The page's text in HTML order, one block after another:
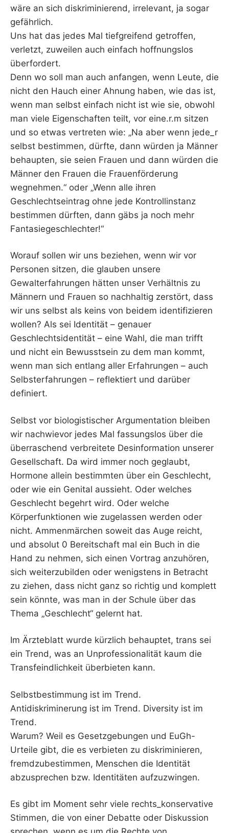
wäre an sich diskriminierend, irrelevant, ja sogar
gefährlich.
Uns hat das jedes Mal tiefgreifend getroffen,
verletzt, zuweilen auch einfach hoffnungslos
überfordert.
Denn wo soll man auch anfangen, wenn Leute, die
nicht den Hauch einer Ahnung haben, wie das ist,
wenn man selbst einfach nicht ist wie sie, obwohl
man viele Eigenschaften teilt, vor eine.r.m sitzen
und so etwas vertreten wie: „Na aber wenn jede_r
selbst bestimmen, dürfte, dann würden ja Männer
behaupten, sie seien Frauen und dann würden die
Männer den Frauen die Frauenförderung
wegnehmen.“ oder „Wenn alle ihren
Geschlechtseintrag ohne jede Kontrollinstanz
bestimmen dürften, dann gäbs ja noch mehr
Fantasiegeschlechter!“
Worauf sollen wir uns beziehen, wenn wir vor
Personen sitzen, die glauben unsere
Gewalterfahrungen hätten unser Verhältnis zu
Männern und Frauen so nachhaltig zerstört, dass
wir uns selbst als keins von beidem identifizieren
wollen? Als sei Identität – genauer
Geschlechtsidentität – eine Wahl, die man trifft
und nicht ein Bewusstsein zu dem man kommt,
wenn man sich entlang aller Erfahrungen – auch
Selbsterfahrungen – reflektiert und darüber
definiert.
Selbst vor biologistischer Argumentation bleiben
wir nachwievor jedes Mal fassungslos über die
überraschend verbreitete Desinformation unserer
Gesellschaft. Da wird immer noch geglaubt,
Hormone allein bestimmten über ein Geschlecht,
oder wie ein Genital aussieht. Oder welches
Geschlecht begehrt wird. Oder welche
Körperfunktionen wie zugelassen werden oder
nicht. Ammenmärchen soweit das Auge reicht,
und absolut 0 Bereitschaft mal ein Buch in die
Hand zu nehmen, sich einen Vortrag anzuhören,
sich weiterzubilden oder wenigstens in Betracht
zu ziehen, dass nicht ganz so richtig und komplett
sein könnte, was man in der Schule über das
Thema „Geschlecht“ gelernt hat.
Im Ärzteblatt wurde kürzlich behauptet, trans sei
ein Trend, was an Unprofessionalität kaum die
Transfeindlichkeit überbieten kann.
Selbstbestimmung ist im Trend.
Antidiskriminerung ist im Trend. Diversity ist im
Trend.
Warum? Weil es Gesetzgebungen und EuGh-
Urteile gibt, die es verbieten zu diskriminieren,
fremdzubestimmen, Menschen die Identität
abzusprechen bzw. Identitäten aufzuzwingen.
Es gibt im Moment sehr viele rechts_konservative
Stimmen, die von einer Debatte oder Diskussion